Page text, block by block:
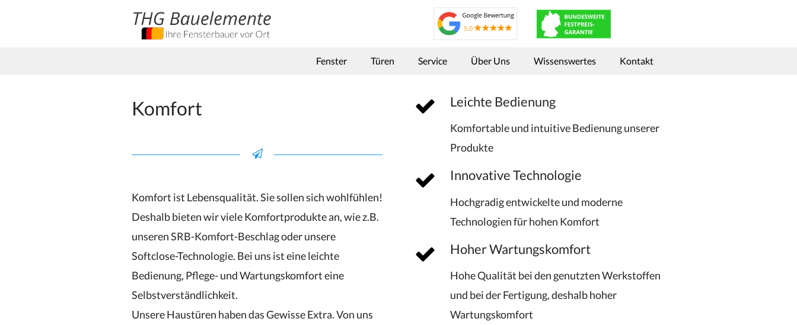
Fenster Türen Service Über Uns Wissenswertes Kontakt
Komfort
Komfort ist Lebensqualität. Sie sollen sich wohlfühlen!
Deshalb bieten wir viele Komfortprodukte an, wie z.B.
unseren SRB-Komfort-Beschlag oder unsere
Softclose-Technologie. Bei uns ist eine leichte
Bedienung, Pflege- und Wartungskomfort eine
Selbstverständlichkeit.
Unsere Haustüren haben das Gewisse Extra. Von uns
Leichte Bedienung
Komfortable und intuitive Bedienung unserer
Produkte
Innovative Technologie
Hochgradig entwickelte und moderne
Technologien für hohen Komfort
Hoher Wartungskomfort
Hohe Qualität bei den genutzten Werkstoffen
und bei der Fertigung, deshalb hoher
Wartungskomfort